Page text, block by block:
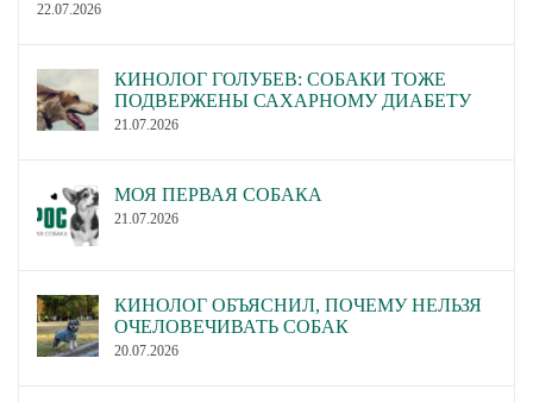
22.07.2026
КИНОЛОГ ГОЛУБЕВ: СОБАКИ ТОЖЕ
ПОДВЕРЖЕНЫ САХАРНОМУ ДИАБЕТУ
21.07.2026
МОЯ ПЕРВАЯ СОБАКА
21.07.2026
КИНОЛОГ ОБЪЯСНИЛ, ПОЧЕМУ НЕЛЬЗЯ
ОЧЕЛОВЕЧИВАТЬ СОБАК
20.07.2026